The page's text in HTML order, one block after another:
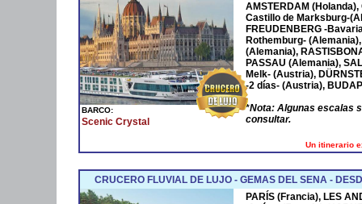
BARCO:
Scenic Crystal
AMSTERDAM (Holanda),
Castillo de Marksburg-
FREUDENBERG -
Rothemburg-
(Alemania),
PASSAU (Alemania),
Melk- (Austria),
-2 días- (Austria),
*Nota: Algunas escalas
consultar.
Un itinerario
CRUCERO FLUVIAL DE LUJO - GEMAS DEL SENA -
PARÍS (Francia), LES